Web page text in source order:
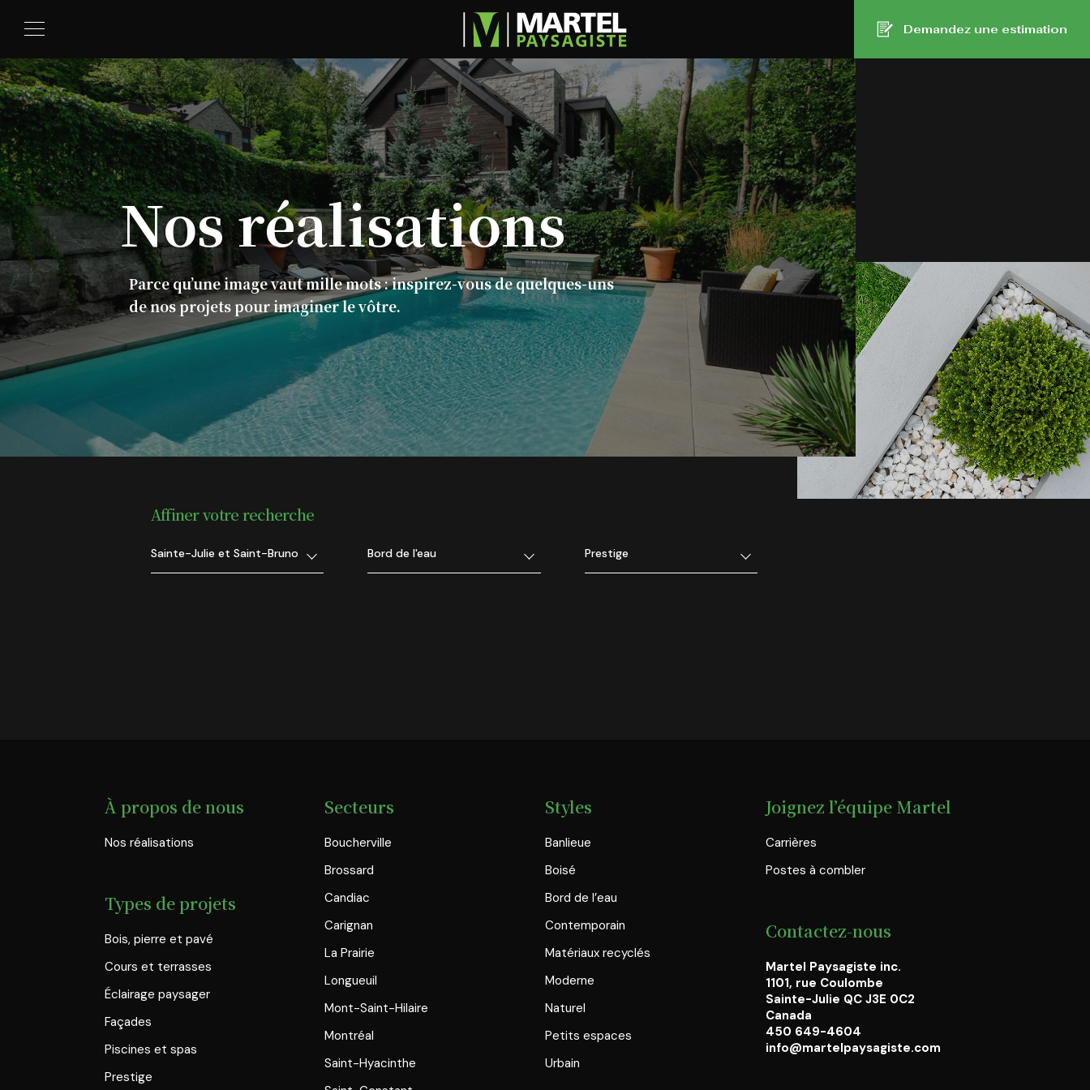
Demandez une estimation
Nosréalisations
Parce qu’une image vaut mille mots : inspirez-vous de quelques-uns
de nos projets pour imaginer le vôtre.
Affiner votre recherche
Sainte-Julie et Saint-Bruno Bord de l'eau Prestige
À propos de nous
Nos réalisations
Types de projets
Bois, pierre et pavé
Cours et terrasses
Éclairage paysager
Façades
Piscines et spas
Prestige
Secteurs
Boucherville
Brossard
Candiac
Carignan
La Prairie
Longueuil
Mont-Saint-Hilaire
Montréal
Saint-Hyacinthe
Styles
Banlieue
Boisé
Bord de l’eau
Contemporain
Matériaux recyclés
Moderne
Naturel
Petits espaces
Urbain
Joignez l’équipe Martel
Carrières
Postes à combler
Contactez-nous
Martel Paysagiste inc.
1101, rue Coulombe
Sainte-Julie QC J3E 0C2
Canada
450 649-4604
info@martelpaysagiste.com